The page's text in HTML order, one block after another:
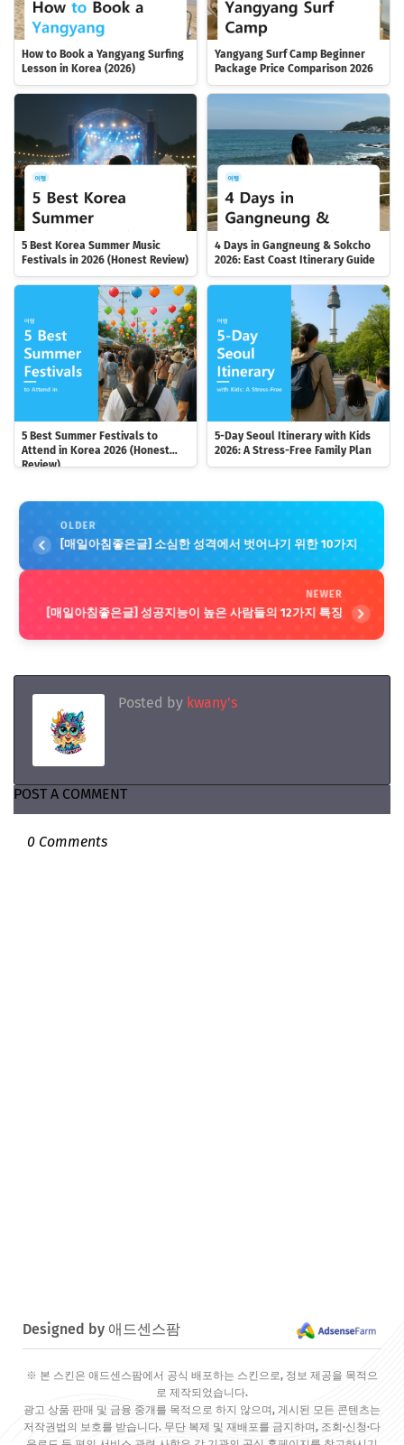
How to Book a Yangyang Surfing
Lesson in Korea (2026)
Yangyang Surf Camp Beginner
Package Price Comparison 2026
5 Best Korea Summer Music
Festivals in 2026 (Honest Review)
4 Days in Gangneung & Sokcho
2026: East Coast Itinerary Guide
5 Best Summer Festivals to
Attend in Korea 2026 (Honest
Review)
5-Day Seoul Itinerary with Kids
2026: A Stress-Free Family Plan
OLDER
[매일아침좋은글] 소심한 성격에서 벗어나기 위한 10가지
NEWER
[매일아침좋은글] 성공지능이 높은 사람들의 12가지 특징
Posted by kwany's
POST A COMMENT
0 Comments
Designed by 애드센스팜
※ 본 스킨은 애드센스팜에서 공식 배포하는 스킨으로, 정보 제공을 목적으
로 제작되었습니다.
광고 상품 판매 및 금융 중개를 목적으로 하지 않으며, 게시된 모든 콘텐츠는
저작권법의 보호를 받습니다. 무단 복제 및 재배포를 금지하며, 조회·신청·다